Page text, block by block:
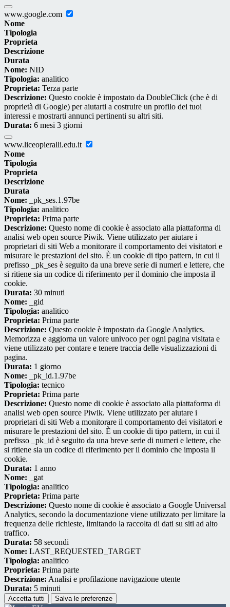
www.google.com
Nome
Tipologia
Proprieta
Descrizione
Durata
Nome: NID
Tipologia: analitico
Proprieta: Terza parte
Descrizione: Questo cookie è impostato da DoubleClick (che è di
proprietà di Google) per aiutarti a costruire un profilo dei tuoi
interessi e mostrarti annunci pertinenti su altri siti.
Durata: 6 mesi 3 giorni
www.liceopieralli.edu.it
Nome
Tipologia
Proprieta
Descrizione
Durata
Nome: _pk_ses.1.97be
Tipologia: analitico
Proprieta: Prima parte
Descrizione: Questo nome di cookie è associato alla piattaforma di
analisi web open source Piwik. Viene utilizzato per aiutare i
proprietari di siti Web a monitorare il comportamento dei visitatori e
misurare le prestazioni del sito. È un cookie di tipo pattern, in cui il
prefisso _pk_ses è seguito da una breve serie di numeri e lettere, che
si ritiene sia un codice di riferimento per il dominio che imposta il
cookie.
Durata: 30 minuti
Nome: _gid
Tipologia: analitico
Proprieta: Prima parte
Descrizione: Questo cookie è impostato da Google Analytics.
Memorizza e aggiorna un valore univoco per ogni pagina visitata e
viene utilizzato per contare e tenere traccia delle visualizzazioni di
pagina.
Durata: 1 giorno
Nome: _pk_id.1.97be
Tipologia: tecnico
Proprieta: Prima parte
Descrizione: Questo nome di cookie è associato alla piattaforma di
analisi web open source Piwik. Viene utilizzato per aiutare i
proprietari di siti Web a monitorare il comportamento dei visitatori e
misurare le prestazioni del sito. È un cookie di tipo pattern, in cui il
prefisso _pk_id è seguito da una breve serie di numeri e lettere, che
si ritiene sia un codice di riferimento per il dominio che imposta il
cookie.
Durata: 1 anno
Nome: _gat
Tipologia: analitico
Proprieta: Prima parte
Descrizione: Questo nome di cookie è associato a Google Universal
Analytics, secondo la documentazione viene utilizzato per limitare la
frequenza delle richieste, limitando la raccolta di dati su siti ad alto
traffico.
Durata: 58 secondi
Nome: LAST_REQUESTED_TARGET
Tipologia: analitico
Proprieta: Prima parte
Descrizione: Analisi e profilazione navigazione utente
Durata: 5 minuti
Accetta tutti Salva le preferenze